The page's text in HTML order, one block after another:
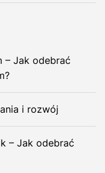
– Jak odebrać
i rozwój
– Jak odebrać